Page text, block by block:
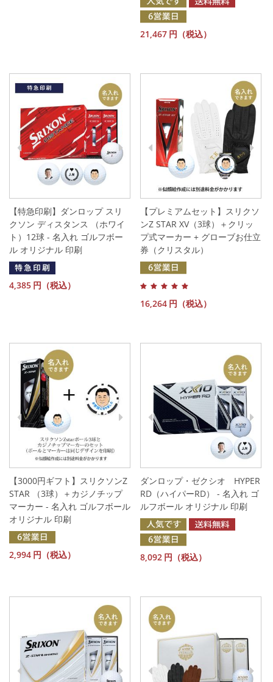
21,467 円（税込）
【特急印刷】ダンロップ スリ
クソン ディスタンス （ホワイ
ト）12球 - 名入れ ゴルフボー
ル オリジナル 印刷
4,385 円（税込）
【プレミアムセット】スリクソ
ンZ STAR XV（3球）＋クリッ
プ式マーカー + グローブお仕立
券（クリスタル）
16,264 円（税込）
【3000円ギフト】スリクソンZ
STAR （3球）＋カジノチップ
マーカー - 名入れ ゴルフボール
オリジナル 印刷
2,994 円（税込）
ダンロップ・ゼクシオ HYPER
RD（ハイパーRD） - 名入れ ゴ
ルフボール オリジナル 印刷
8,092 円（税込）